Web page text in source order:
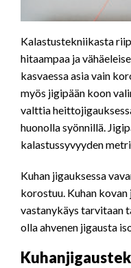
Kalastustekniikasta
hitaampaa ja
kasvaessa asia vain
myös jigipään koon
valttia
huonolla syönnillä.
kalastussyvyyden
Kuhan jigauksessa
korostuu. Kuhan
vastanykäys tarvitaan
olla ahvenen jigausta